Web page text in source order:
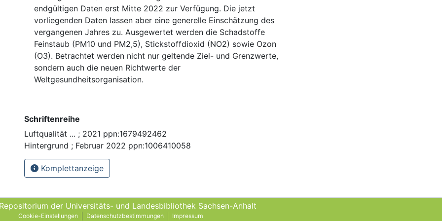
endgültigen Daten erst Mitte 2022 zur Verfügung. Die jetzt
vorliegenden Daten lassen aber eine generelle Einschätzung des
vergangenen Jahres zu. Ausgewertet werden die Schadstoffe
Feinstaub (PM10 und PM2,5), Stickstoffdioxid (NO2) sowie Ozon
(O3). Betrachtet werden nicht nur geltende Ziel- und Grenzwerte,
sondern auch die neuen Richtwerte der
Weltgesundheitsorganisation.
Schriftenreihe
Luftqualität ... ; 2021 ppn:1679492462
Hintergrund ; Februar 2022 ppn:1006410058
Komplettanzeige
der Universitäts- und Landes­bibliothek Sachsen-Anhalt
Cookie-Einstellungen Datenschutzbestimmungen Impressum